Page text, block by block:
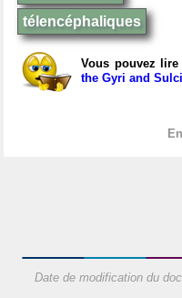
télencéphaliques
Vous pouvez lire
the Gyri and
Date de modification du